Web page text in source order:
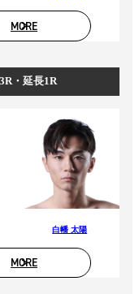
MORE
・延長1R
白幡 太陽
MORE